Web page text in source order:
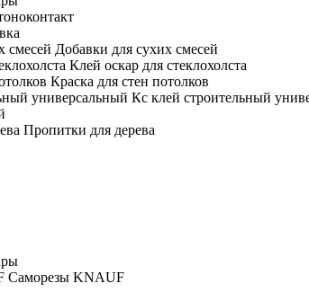
Добавки для сухих смесей
Клей оскар для стеклохолста
Краска для стен потолков
Кс клей строительный
Пропитки для дерева
Саморезы KNAUF